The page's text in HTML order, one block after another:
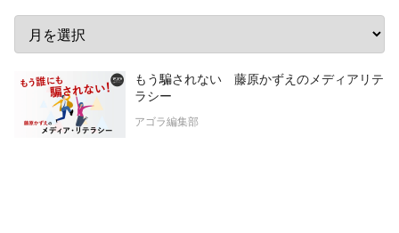
もう騙されない 藤原かずえのメディアリテ
ラシー
アゴラ編集部